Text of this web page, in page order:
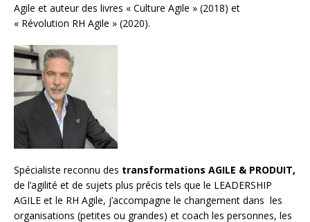
Agile et auteur des livres « Culture Agile » (2018) et
« Révolution RH Agile » (2020).
Spécialiste reconnu des transformations AGILE & PRODUIT,
de l’agilité et de sujets plus précis tels que le LEADERSHIP
AGILE et le RH Agile, j’accompagne le changement dans les
organisations (petites ou grandes) et coach les personnes, les